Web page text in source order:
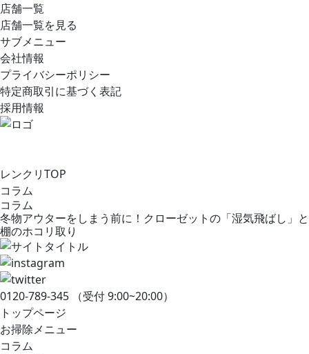
店舗一覧
店舗一覧を見る
サブメニュー
会社情報
プライバシーポリシー
特定商取引に基づく表記
採用情報
レンクリTOP
コラム
コラム
冬物アウターをしまう前に！クローゼットの「湿気飛ばし」と
棚のホコリ取り
0120-789-345
（受付 9:00~20:00）
トップページ
お掃除メニュー
コラム